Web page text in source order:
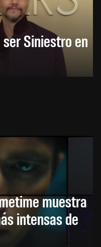
Siniestro en
muestra
intensas de